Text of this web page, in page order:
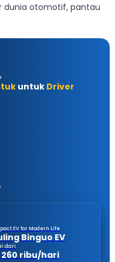
dunia otomotif, pantau
untuk Driver
EV for Modern Life
Binguo EV
dari
260 ribu/hari